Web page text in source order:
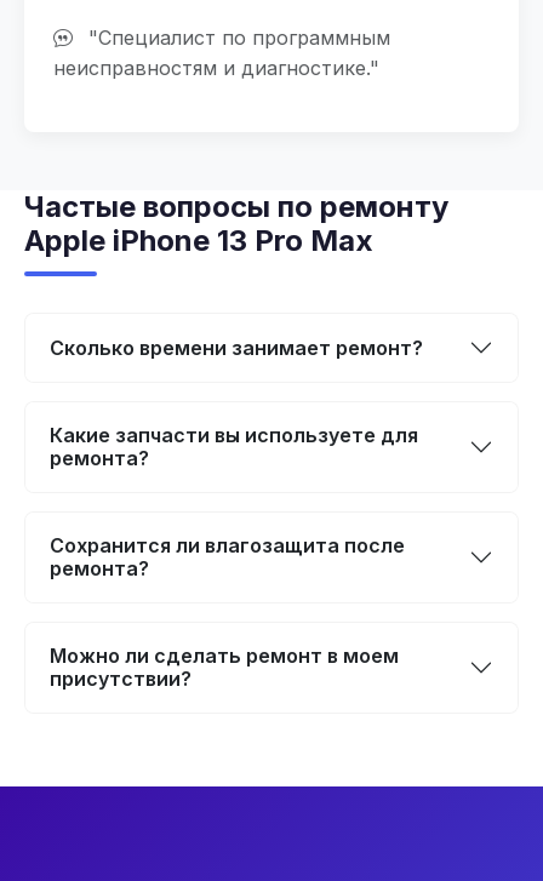
"Специалист по программным
неисправностям и диагностике."
Частые вопросы по ремонту
Apple iPhone 13 Pro Max
Сколько времени занимает ремонт?
Какие запчасти вы используете для
ремонта?
Сохранится ли влагозащита после
ремонта?
Можно ли сделать ремонт в моем
присутствии?